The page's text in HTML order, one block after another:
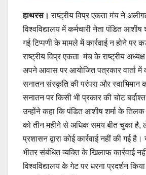
हाथरस। राष्ट्रीय विप्र एकता मंच ने
विश्वविद्यालय में कर्मचारी नेता पंडित
गई टिप्पणी के मामले में कार्रवाई न होने पर
राष्ट्रीय विप्र एकता मंच के राष्ट्रीय
अपने आवास पर आयोजित पत्रकार वार्ता
सनातन संस्कृति की परंपरा और स्वाभिमान
सनातन पर किसी भी प्रकार की चोट
उन्होंने कहा कि पंडित आशीष शर्मा के तिलक
को तीन महीने से अधिक समय बीत चुका
प्रशासन द्वारा कोई कार्रवाई नहीं की गई
भीतर संबंधित व्यक्ति के खिलाफ कार्रवाई
विश्वविद्यालय के गेट पर धरना प्रदर्शन